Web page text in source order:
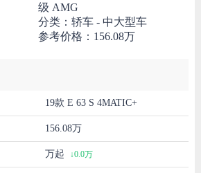
级 AMG
分类：轿车 - 中大型车
参考价格： 156.08万
19款 E 63 S 4MATIC+
156.08万
万起 ↓0.0万